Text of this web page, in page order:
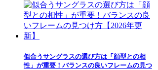
似合うサングラスの選び方は「顔型との相
性」が重要！バランスの良いフレームの見つ